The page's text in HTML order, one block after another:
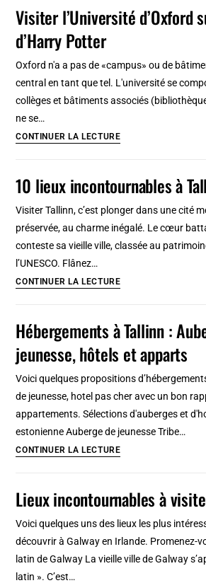
ville
journée
et
Visiter l’Université d’Oxford
d’Harry Potter
Oxford n'a a pas de «campus» ou de
central en tant que tel. L'université se
collèges et bâtiments associés
ne se…
CONTINUER LA LECTUREVisiter
sur
les
traces
d’Harry
10 lieux incontournables à
Visiter Tallinn, c’est plonger dans une cité
préservée, au charme inégalé. Le cœur
conteste sa vieille ville, classée au
l’UNESCO. Flânez…
CONTINUER LA LECTURE10
à
Tallinn
Hébergements à Tallinn :
jeunesse, hôtels et apparts
Voici quelques propositions
de jeunesse, hotel pas cher avec un bon
appartements. Sélections d'auberges et
estonienne Auberge de jeunesse Tribe…
CONTINUER LA LECTUREHébergements
:
Auberge
de
jeunesse,
Lieux incontournables à
Voici quelques uns des lieux les plus
découvrir à Galway en Irlande. Promenez-
latin de Galway La vieille ville de Galway
latin ». C’est…